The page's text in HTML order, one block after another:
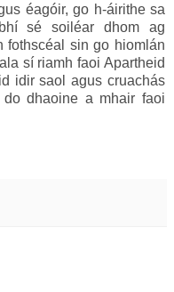
éagóir, go h-áirithe sa
sé soiléar dhom ag
fothscéal sin go hiomlán
sí riamh faoi Apartheid
idir saol agus cruachás
dhaoine a mhair faoi